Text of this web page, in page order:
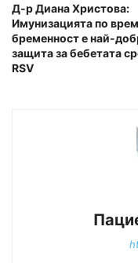
Д-р Диана Христова:
Имунизацията по
бременност е най-
защита за бебетата
RSV